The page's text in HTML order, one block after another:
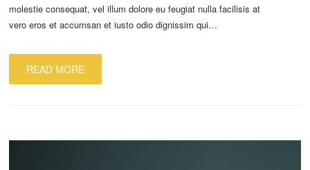
molestie consequat, vel illum dolore eu feugiat nulla facilisis at
vero eros et accumsan et iusto odio dignissim qui…
READ MORE